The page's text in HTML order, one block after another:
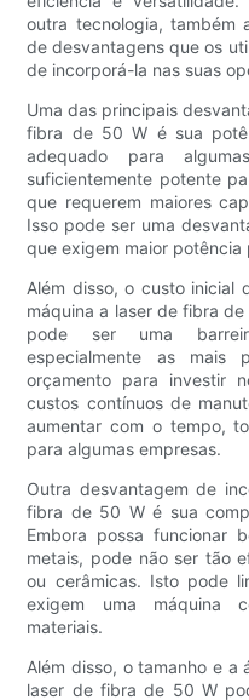
outra tecnologia, também
de desvantagens que os
de incorporá-la nas suas
Uma das principais
fibra de 50 W é sua
adequado para
suficientemente potente
que requerem maiores
Isso pode ser uma
que exigem maior potência
Além disso, o custo inicial
máquina a laser de fibra
pode ser uma
especialmente as mais
orçamento para investir
custos contínuos de
aumentar com o tempo,
para algumas empresas.
Outra desvantagem de
fibra de 50 W é sua
Embora possa funcionar
metais, pode não ser tão
ou cerâmicas. Isto pode
exigem uma máquina
materiais.
Além disso, o tamanho e a
laser de fibra de 50 W